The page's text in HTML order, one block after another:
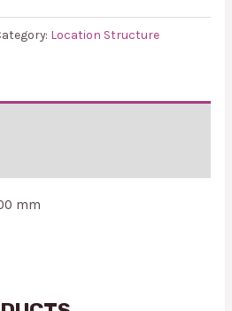
Location Structure
mm